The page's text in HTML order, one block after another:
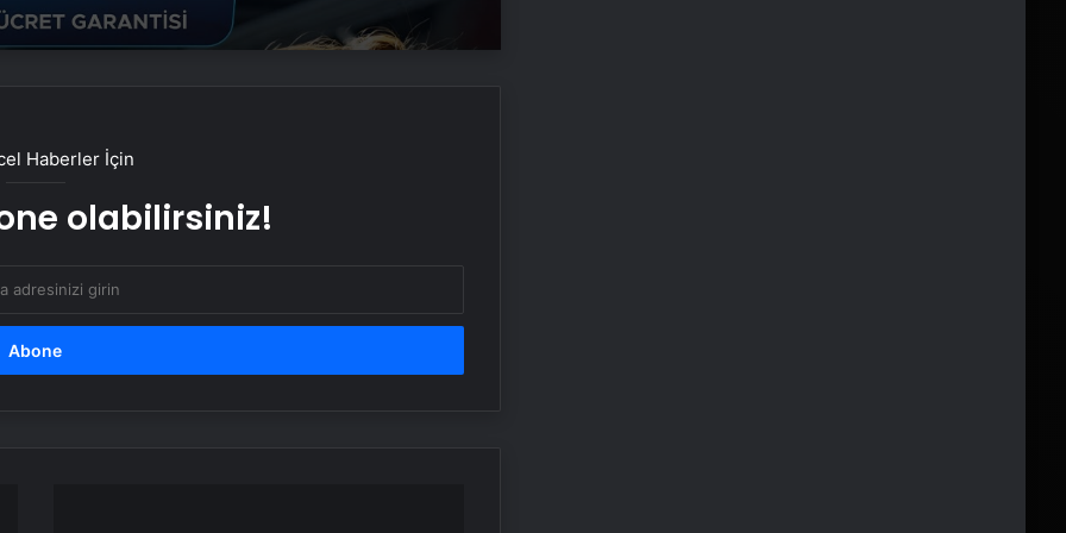
Monopompa Nedir?
ABD Hazine Bakanlığından, Suriye’ye
Haberler İçin
olabilirsiniz!